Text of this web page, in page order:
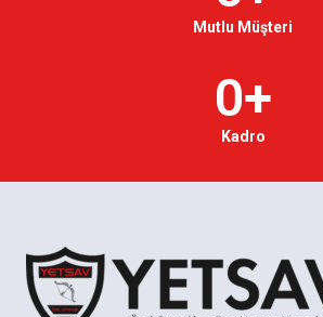
Mutlu Müşteri
Kadro
0+